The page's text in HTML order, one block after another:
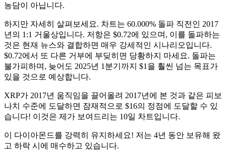
농담이 아닙니다.
하지만 자세히 살펴보세요. 차트는 60.000% 돌파 직전인 2017
년의 1:1 거울상입니다. 저항은 $0.72에 있으며, 이를 돌파하는
것은 현재 뉴스와 결합하면 매우 강세적인 시나리오입니다.
$0.72에서 또 다른 거부에 부딪히면 당황하지 마세요. 돌파는
불가피하며, 늦어도 2025년 1분기까지 $1을 훨씬 넘는 목표가
있을 것으로 예상합니다.
XRP가 2017년 움직임을 끌어올려 2017년에 본 것과 같은 피보
나치 수준에 도달하면 잠재적으로 $16의 정점에 도달할 수 있
습니다! 이것은 제가 보여드리는 10일 차트입니다.
이 다이아몬드를 강력히 유지하세요! 저는 4년 동안 보유해 왔
고 하락 시에 매수하고 있습니다.